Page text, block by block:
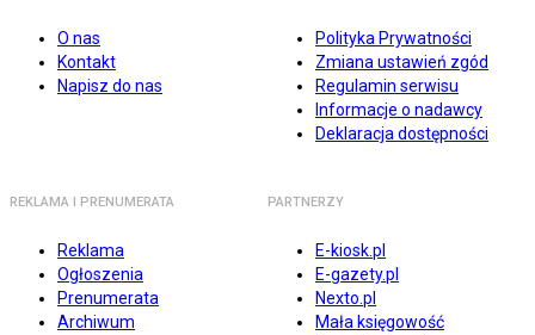
O nas
Kontakt
Napisz do nas
Polityka Prywatności
Zmiana ustawień zgód
Regulamin serwisu
Informacje o nadawcy
Deklaracja dostępności
REKLAMA I PRENUMERATA
Reklama
Ogłoszenia
Prenumerata
Archiwum
PARTNERZY
E-kiosk.pl
E-gazety.pl
Nexto.pl
Mała księgowość